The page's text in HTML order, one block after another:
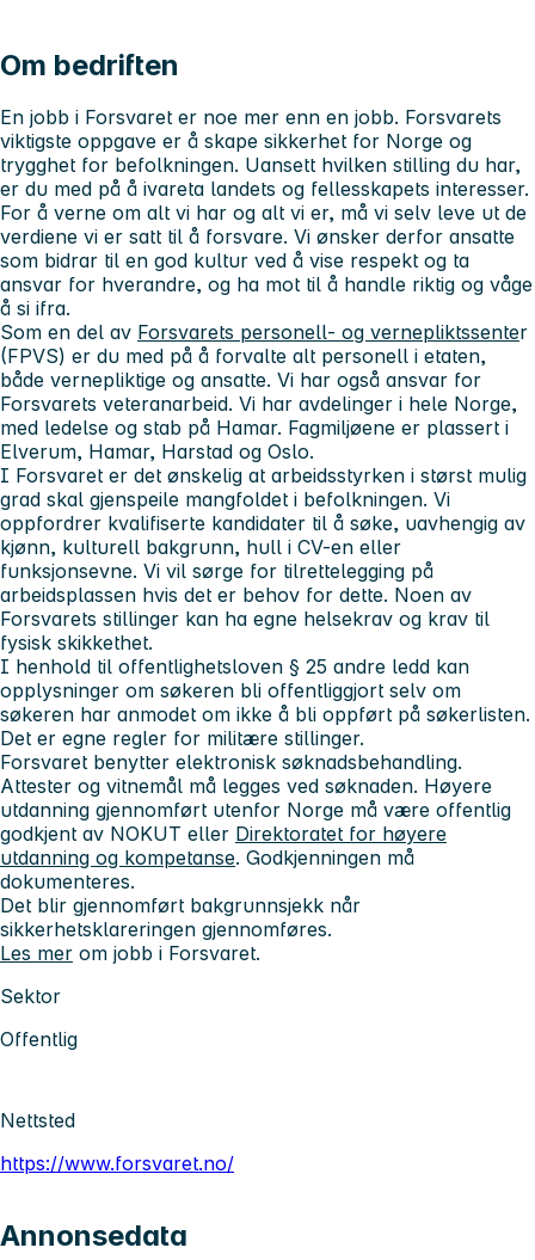
Om bedriften
En jobb i Forsvaret er noe mer enn en jobb. Forsvarets
viktigste oppgave er å skape sikkerhet for Norge og
trygghet for befolkningen. Uansett hvilken stilling du har,
er du med på å ivareta landets og fellesskapets interesser.
For å verne om alt vi har og alt vi er, må vi selv leve ut de
verdiene vi er satt til å forsvare. Vi ønsker derfor ansatte
som bidrar til en god kultur ved å vise respekt og ta
ansvar for hverandre, og ha mot til å handle riktig og våge
å si ifra.
Som en del av Forsvarets personell- og vernepliktssenter
(FPVS) er du med på å forvalte alt personell i etaten,
både vernepliktige og ansatte. Vi har også ansvar for
Forsvarets veteranarbeid. Vi har avdelinger i hele Norge,
med ledelse og stab på Hamar. Fagmiljøene er plassert i
Elverum, Hamar, Harstad og Oslo.
I Forsvaret er det ønskelig at arbeidsstyrken i størst mulig
grad skal gjenspeile mangfoldet i befolkningen. Vi
oppfordrer kvalifiserte kandidater til å søke, uavhengig av
kjønn, kulturell bakgrunn, hull i CV-en eller
funksjonsevne. Vi vil sørge for tilrettelegging på
arbeidsplassen hvis det er behov for dette. Noen av
Forsvarets stillinger kan ha egne helsekrav og krav til
fysisk skikkethet.
I henhold til offentlighetsloven § 25 andre ledd kan
opplysninger om søkeren bli offentliggjort selv om
søkeren har anmodet om ikke å bli oppført på søkerlisten.
Det er egne regler for militære stillinger.
Forsvaret benytter elektronisk søknadsbehandling.
Attester og vitnemål må legges ved søknaden. Høyere
utdanning gjennomført utenfor Norge må være offentlig
godkjent av NOKUT eller Direktoratet for høyere
utdanning og kompetanse. Godkjenningen må
dokumenteres.
Det blir gjennomført bakgrunnsjekk når
sikkerhetsklareringen gjennomføres.
Les mer om jobb i Forsvaret.
Sektor
Offentlig
Nettsted
https://www.forsvaret.no/
Annonsedata